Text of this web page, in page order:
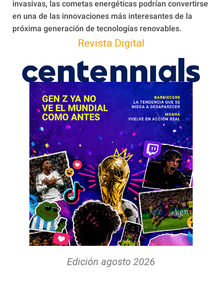
invasivas, las cometas energéticas podrían convertirse
en una de las innovaciones más interesantes de la
próxima generación de tecnologías renovables.
Revista Digital
Edición agosto 2026